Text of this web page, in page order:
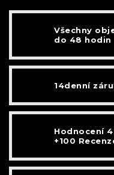
Všechny
do 48 hodin
14denní
Hodnocení
+100